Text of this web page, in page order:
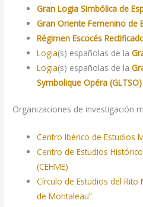
Gran Logia Simbólica de
Gran Oriente Femenino de
Régimen Escocés
Logia(s) españolas de la
Logia(s) españolas de la
Symbolique Opéra (GLTSO)
Organizaciones de investigación
Centro Ibérico de Estudios
Centro de Estudios
(CEHME)
Círculo de Estudios del Rito
de Montaleau”